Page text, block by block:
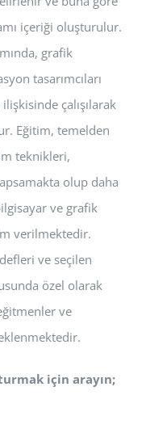
içeriği oluşturulur.
grafik
tasarımcıları
çalışılarak
Eğitim, temelden
teknikleri,
olup daha
ve grafik
verilmektedir.
ve seçilen
özel olarak
ve
için arayın;